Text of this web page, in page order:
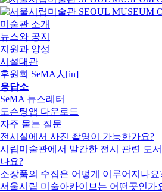
미술관 소개
뉴스와 공지
지원과 양성
시설대관
후원회 SeMA人[in]
응답소
SeMA 뉴스레터
도슨팅앱 다운로드
자주 묻는 질문
전시실에서 사진 촬영이 가능한가요?
시립미술관에서 발간한 전시 관련 도
나요?
소장품의 수집은 어떻게 이루어지나요
서울시립 미술아카이브는 어떤곳인가